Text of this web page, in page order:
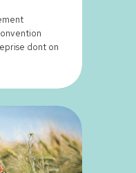
dont on